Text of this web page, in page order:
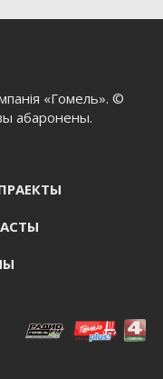
«Гомель». ©
абаронены.